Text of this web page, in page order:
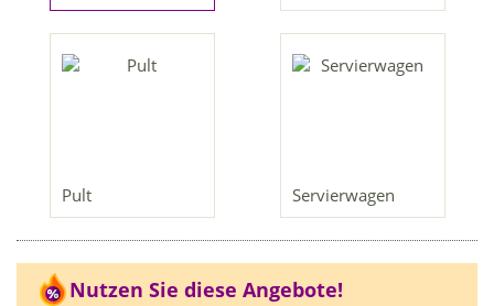
Pult Servierwagen
Nutzen Sie diese Angebote!